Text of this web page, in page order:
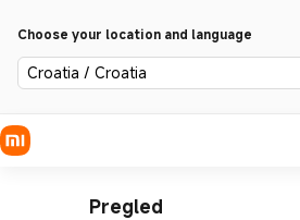
Choose your location and language
Croatia / Croatia
Pregled